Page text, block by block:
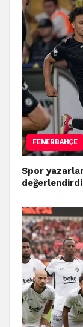
FENERBAHÇE
Spor
değerlendirdi